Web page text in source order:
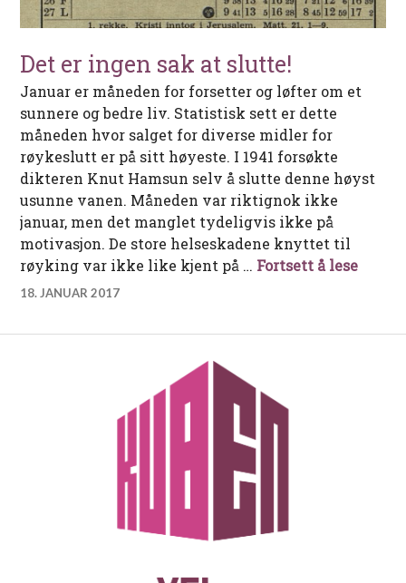
Det er ingen sak at slutte!
Januar er måneden for forsetter og løfter om et
sunnere og bedre liv. Statistisk sett er dette
måneden hvor salget for diverse midler for
røykeslutt er på sitt høyeste. I 1941 forsøkte
dikteren Knut Hamsun selv å slutte denne høyst
usunne vanen. Måneden var riktignok ikke
januar, men det manglet tydeligvis ikke på
motivasjon. De store helseskadene knyttet til
røyking var ikke like kjent på … Fortsett å leseDet
18. JANUAR 2017